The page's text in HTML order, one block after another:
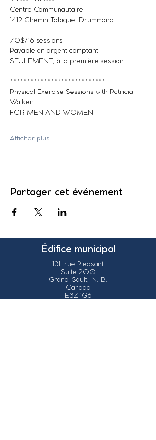
Centre Communautaire
1412 Chemin Tobique, Drummond
70$/16 sessions
Payable en argent comptant
SEULEMENT, à la première session
****************************
Physical Exercise Sessions with Patricia
Walker
FOR MEN AND WOMEN
Afficher plus
Partager cet événement
Édifice municipal
131, rue Pleasant
Suite 200
Grand-Sault, N.-B.
Canada
E3Z 1G6